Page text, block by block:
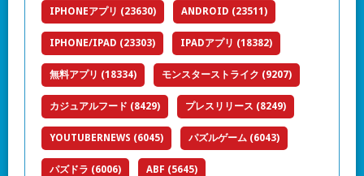
IPHONEアプリ (23630) ANDROID (23511)
IPHONE/IPAD (23303) IPADアプリ (18382)
無料アプリ (18334) モンスターストライク (9207)
カジュアルフード (8429) プレスリリース (8249)
YOUTUBERNEWS (6045) パズルゲーム (6043)
パズドラ (6006) ABF (5645)